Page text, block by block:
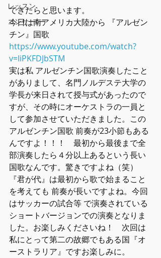
レッスン
コンサーtー
できたらと思います。
今日は南アメリカ大陸から 『アルゼン
チン』国歌
https://www.youtube.com/watch?
v=IiPKFDJbSTM
実は私 アルゼンチン国歌演奏したこと
がありまして、名門ノルデステ大学の
学長が来日されて授与式があったので
すが、その時にオーケストラの一員と
して参加させていただきました。この
アルゼンチン国歌 前奏が23小節もある
んですよ！！！　最初から最後まで全
部演奏したら４分以上あるという長い
国歌なんです。驚きですよね（笑）
『君が代』は最初から歌で始まること
を考えても 前奏が長いですよね。今回
はサッカーの試合等 で演奏されている
ショートバージョンでの演奏となりま
した。お楽しみくださいね！　次回は
私にとって第二の故郷でもある国『オ
ーストラリア』ですお楽しみに。